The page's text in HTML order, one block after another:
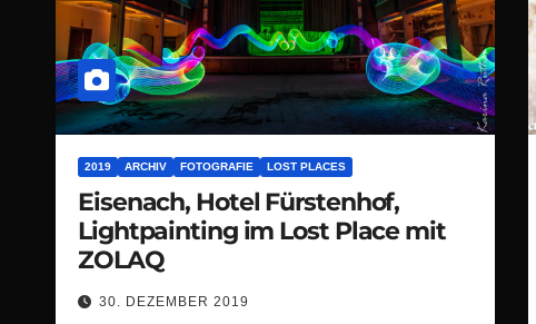
2019 ARCHIV FOTOGRAFIE LOST PLACES
Eisenach, Hotel Fürstenhof,
Lightpainting im Lost Place mit
ZOLAQ
30. DEZEMBER 2019